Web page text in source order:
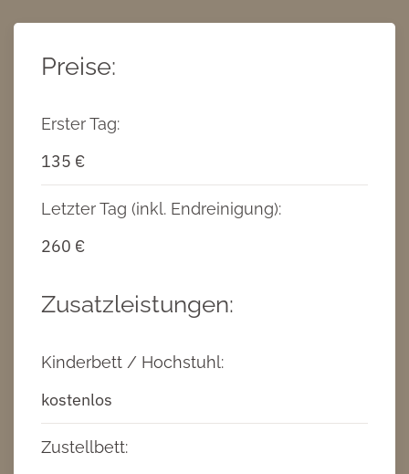
Preise:
Erster Tag:
135 €
Letzter Tag (inkl. Endreinigung):
260 €
Zusatzleistungen:
Kinderbett / Hochstuhl:
kostenlos
Zustellbett: